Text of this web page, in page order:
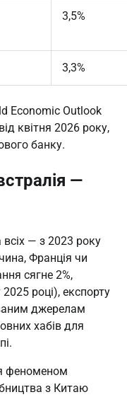
3,5%
3,3%
Economic Outlook
квітня 2026 року,
банку.
—
всіх — з 2023 року
Франція чи
сягне 2%,
році), експорту
джерелам
хабів для
феноменом
з Китаю